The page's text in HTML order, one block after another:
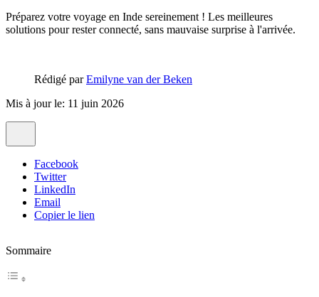
Préparez votre voyage en Inde sereinement ! Les meilleures
solutions pour rester connecté, sans mauvaise surprise à l'arrivée.
Rédigé parEmilyne van der Beken
Mis à jour le: 11 juin 2026
Facebook
Twitter
LinkedIn
Email
Copier le lien
Sommaire